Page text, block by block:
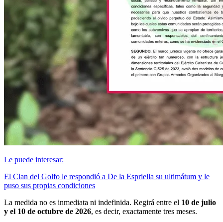
Le puede interesar:
El Clan del Golfo le respondió a De la Espriella su ultimátum y le
puso sus propias condiciones
La medida no es inmediata ni indefinida. Regirá entre el 10 de julio
y el 10 de octubre de 2026, es decir, exactamente tres meses.